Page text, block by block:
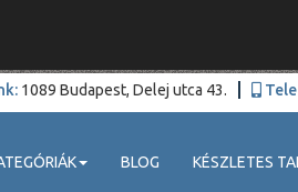
1089 Budapest, Delej utca 43.
BLOG KÉSZLETES